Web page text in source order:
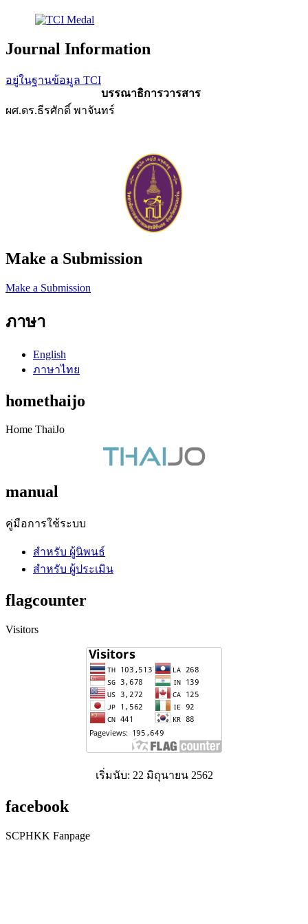
Journal Information
อยู่ในฐานข้อมูล TCI
บรรณาธิการวารสาร
ผศ.ดร.ธีรศักดิ์ พาจันทร์
Make a Submission
Make a Submission
ภาษา
English
ภาษาไทย
homethaijo
Home ThaiJo
manual
คู่มือการใช้ระบบ
สำหรับ ผู้นิพนธ์
สำหรับ ผู้ประเมิน
flagcounter
Visitors
เริ่มนับ: 22 มิถุนายน 2562
facebook
SCPHKK Fanpage